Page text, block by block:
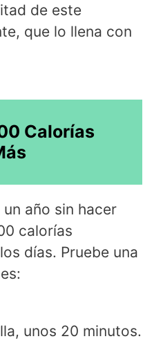
de este
que lo llena con
Calorías
año sin hacer
calorías
días. Pruebe una
unos 20 minutos.